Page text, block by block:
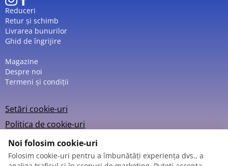
Reduceri
Retur și schimb
Livrarea bunurilor
Ghid de îngrijire
Magazine
Despre noi
Termeni și condiții
Setări cookie-uri
Politica de cookie-uri
Noi folosim cookie-uri
Folosim cookie-uri pentru a îmbunătăți experiența dvs., a